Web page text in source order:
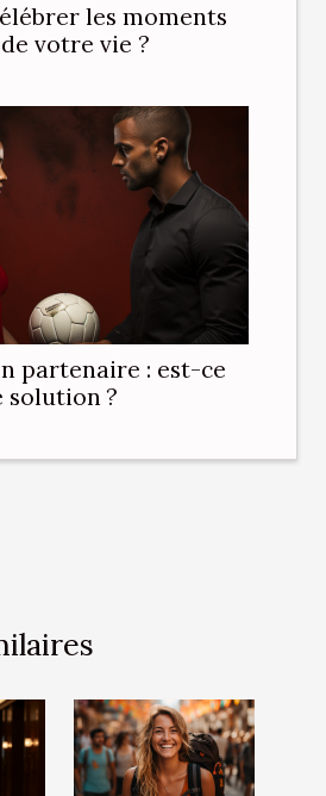
les moments
votre vie ?
partenaire : est-ce
solution ?